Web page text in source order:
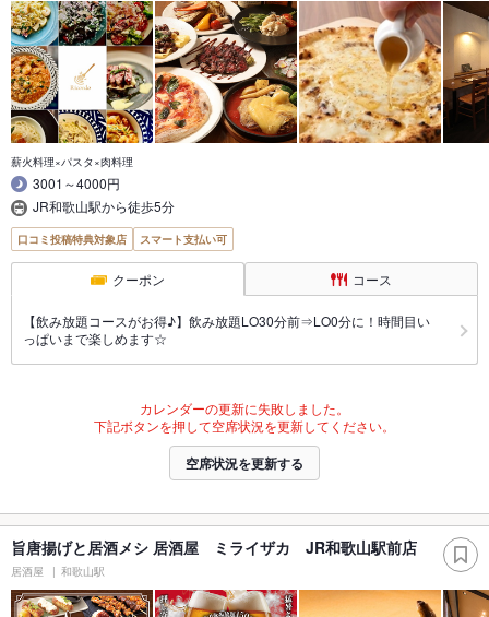
薪火料理×パスタ×肉料理
3001～4000円
JR和歌山駅から徒歩5分
口コミ投稿特典対象店 スマート支払い可
クーポン コース
【飲み放題コースがお得♪】飲み放題LO30分前⇒LO0分に！時間目い
っぱいまで楽しめます☆
カレンダーの更新に失敗しました。
下記ボタンを押して空席状況を更新してください。
空席状況を更新する
旨唐揚げと居酒メシ 居酒屋 ミライザカ JR和歌山駅前店
居酒屋 和歌山駅